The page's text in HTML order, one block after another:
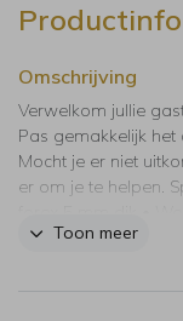
Omschrijving
Verwelkom jullie
Pas gemakkelijk
Mocht je er niet
er om je te helpen.
Toon meer